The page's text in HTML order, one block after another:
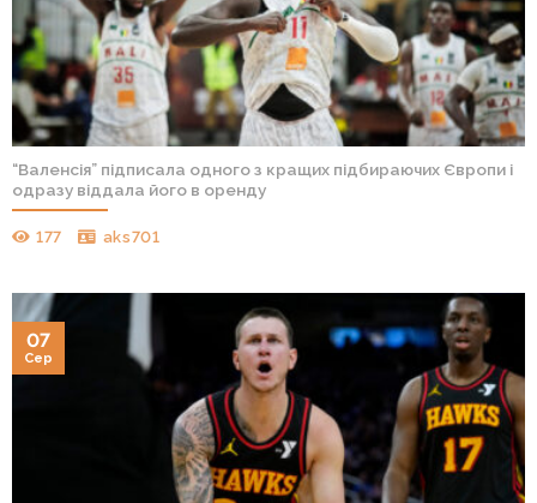
“Валенсія” підписала одного з кращих підбираючих Європи і
одразу віддала його в оренду
177 aks701
07
Сер